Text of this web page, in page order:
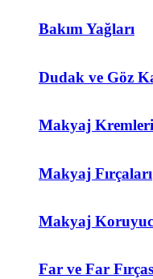
Bakım Yağları
Dudak ve Göz
Makyaj Kremleri
Makyaj Fırçaları
Makyaj
Far ve Far